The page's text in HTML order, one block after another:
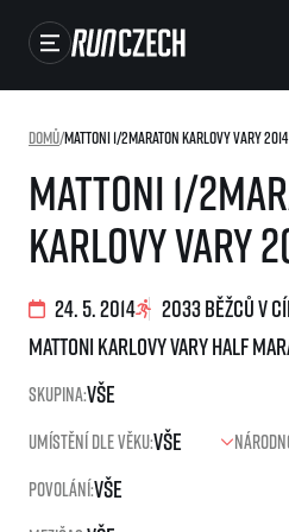
Foto & Video
RunCzech Store
Running Mall
Běžecké série
O běžecké lize
Jak to funguje
projekt SuperHalfs
Mattoni 1/
Karlovy Vary
Domů/Mattoni 1/2Maraton Karlovy Vary 2014
24. 5. 2014 2033 běžců v
Skupina:
Umístění dle věku:
Povolání: